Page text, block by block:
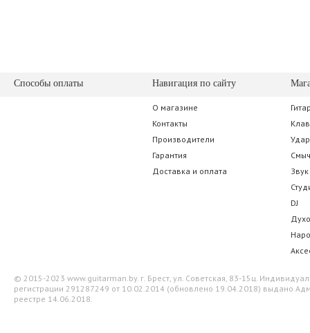
44.45 р.
Способы оплаты Навигация по сайту
О магазине
Контакты
Производители
Гарантия
Доставка и оплата
Звук
DJ
© 2015-2023 www.guitarman.by. г. Брест, ул. Советская, 83-15ц.
регистрации 291287249 от 10.02.2014 (обновлено 19.04.2018) выдано
реестре 14.06.2018.